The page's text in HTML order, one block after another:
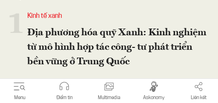
Menu Điểm tin Multimedia Askonomy Liên kết
Kinh tế xanh
Địa phương hóa quỹ Xanh: Kinh nghiệm
từ mô hình hợp tác công- tư phát triển
bền vững ở Trung Quốc
Kinh tế xanh